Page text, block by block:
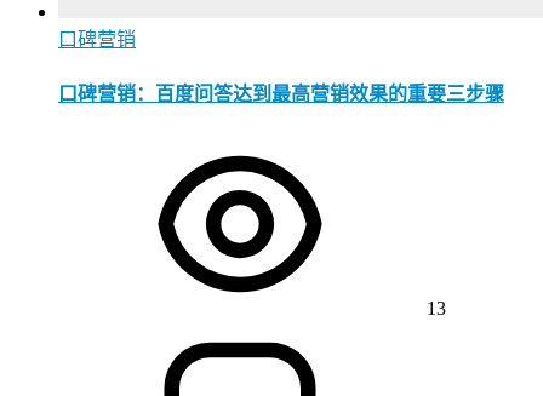
口碑营销
口碑营销：百度问答达到最高营销效果的重要三步骤
13